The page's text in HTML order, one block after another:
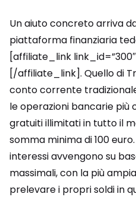
Un aiuto concreto arriva
piattaforma finanziaria
[affiliate_link
[/affiliate_link]. Quello di
conto corrente
le operazioni bancarie più
gratuiti illimitati in tutto il
somma minima di 100
interessi avvengono su
massimali, con la più
prelevare i propri soldi in